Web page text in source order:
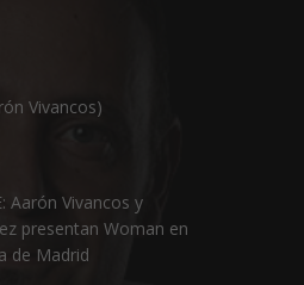
Vivancos)
Aarón Vivancos y
presentan Woman en
de Madrid